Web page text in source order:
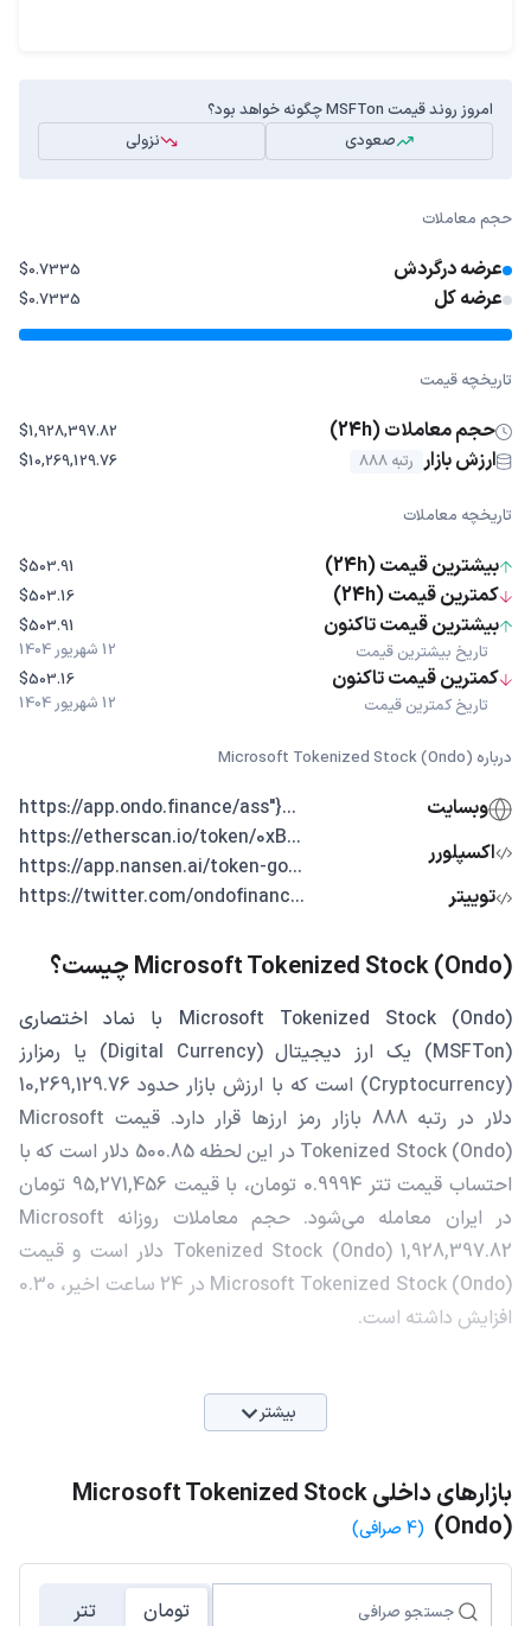
امروز روند قیمت MSFTon چگونه خواهد بود؟
صعودی
نزولی
حجم معاملات
عرضه درگردش $0.7335
عرضه کل $0.7335
تاریخچه قیمت
حجم معاملات (24h) $1,928,397.82
ارزش بازار رتبه 888 $10,269,129.76
تاریخچه معاملات
بیشترین قیمت (24h) $503.91
کمترین قیمت (24h) $503.16
بیشترین قیمت تاکنون
تاریخ بیشترین قیمت
$503.91
12 شهریور 1404
کمترین قیمت تاکنون
تاریخ کمترین قیمت
$503.16
12 شهریور 1404
درباره Microsoft Tokenized Stock (Ondo)
وبسایت
...{"https://app.ondo.finance/ass
اکسپلورر
...https://etherscan.io/token/0xB
...https://app.nansen.ai/token-go
توییتر
...https://twitter.com/ondofinanc
Microsoft Tokenized Stock (Ondo) چیست؟
Microsoft Tokenized Stock (Ondo) با نماد اختصاری
(MSFTon) یک ارز دیجیتال (Digital Currency) یا رمزارز
(Cryptocurrency) است که با ارزش بازار حدود 10,269,129.76
دلار در رتبه 888 بازار رمز ارزها قرار دارد. قیمت Microsoft
Tokenized Stock (Ondo) در این لحظه 500.85 دلار است که با
احتساب قیمت تتر 0.9994 تومان، با قیمت 95,271,456 تومان
در ایران معامله می‌شود. حجم معاملات روزانه Microsoft
Tokenized Stock (Ondo) 1,928,397.82 دلار است و قیمت
Microsoft Tokenized Stock (Ondo) در 24 ساعت اخیر، 0.30
افزایش داشته است.
بیشتر
بازارهای داخلی Microsoft Tokenized Stock
(Ondo) (4 صرافی)
تومان تتر